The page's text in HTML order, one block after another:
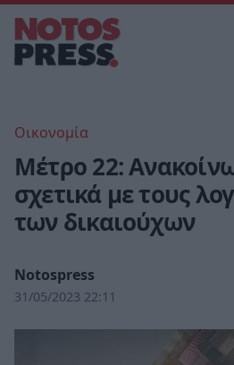
Οικονομία
Μέτρο 22:
σχετικά με τους
των δικαιούχων
Notospress
31/05/2023 22:11